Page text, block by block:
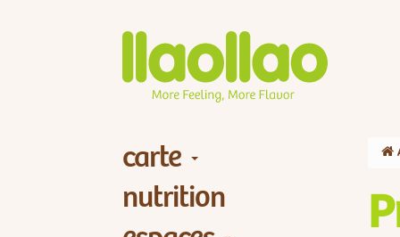
carte
nutrition